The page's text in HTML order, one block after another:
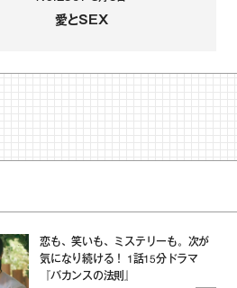
愛とSEX
恋も、笑いも、ミステリーも。次が
気になり続ける！ 1話15分ドラマ
『バカンスの法則』